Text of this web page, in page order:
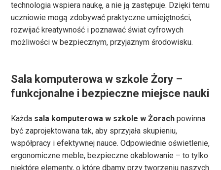
technologia wspiera naukę, a nie ją zastępuje. Dzięki temu
uczniowie mogą zdobywać praktyczne umiejętności,
rozwijać kreatywność i poznawać świat cyfrowych
możliwości w bezpiecznym, przyjaznym środowisku.
Sala komputerowa w szkole Żory –
funkcjonalne i bezpieczne miejsce nauki
Każda sala komputerowa w szkole w Żorach powinna
być zaprojektowana tak, aby sprzyjała skupieniu,
współpracy i efektywnej nauce. Odpowiednie oświetlenie,
ergonomiczne meble, bezpieczne okablowanie – to tylko
niektóre elementy, o które dbamy przy tworzeniu naszych